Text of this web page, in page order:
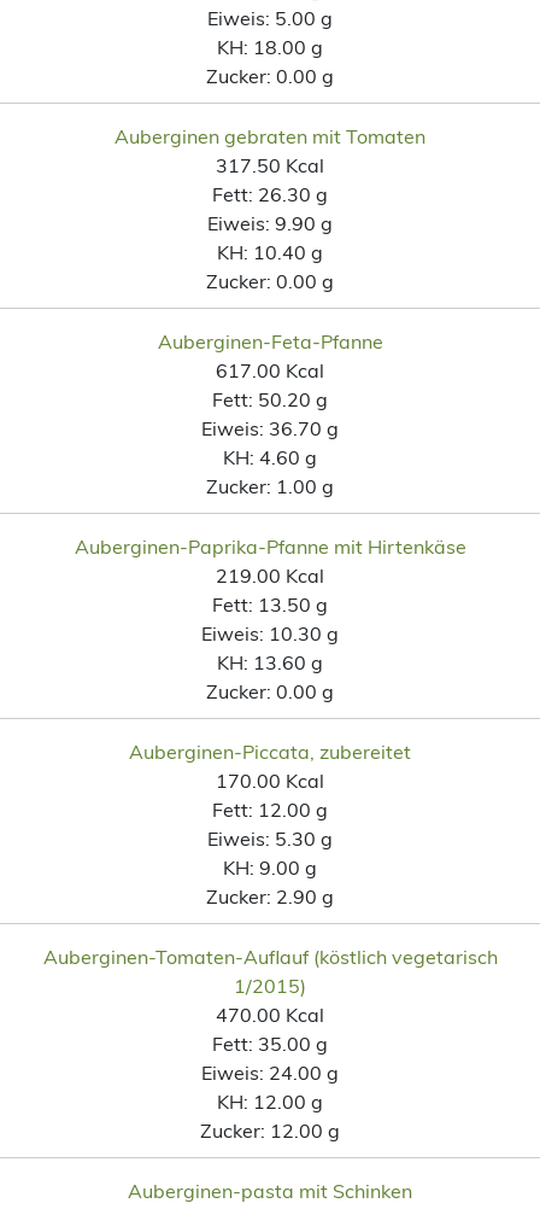
Eiweis: 5.00 g
KH: 18.00 g
Zucker: 0.00 g
Auberginen gebraten mit Tomaten
317.50 Kcal
Fett: 26.30 g
Eiweis: 9.90 g
KH: 10.40 g
Zucker: 0.00 g
Auberginen-Feta-Pfanne
617.00 Kcal
Fett: 50.20 g
Eiweis: 36.70 g
KH: 4.60 g
Zucker: 1.00 g
Auberginen-Paprika-Pfanne mit Hirtenkäse
219.00 Kcal
Fett: 13.50 g
Eiweis: 10.30 g
KH: 13.60 g
Zucker: 0.00 g
Auberginen-Piccata, zubereitet
170.00 Kcal
Fett: 12.00 g
Eiweis: 5.30 g
KH: 9.00 g
Zucker: 2.90 g
Auberginen-Tomaten-Auflauf (köstlich vegetarisch
1/2015)
470.00 Kcal
Fett: 35.00 g
Eiweis: 24.00 g
KH: 12.00 g
Zucker: 12.00 g
Auberginen-pasta mit Schinken